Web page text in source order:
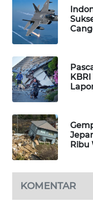
Ribu
KOMENTAR
SELEB
WAHANA
PERSONA
WAHANA
OTOMOTIF
HEALTH
WAHANA
DESA